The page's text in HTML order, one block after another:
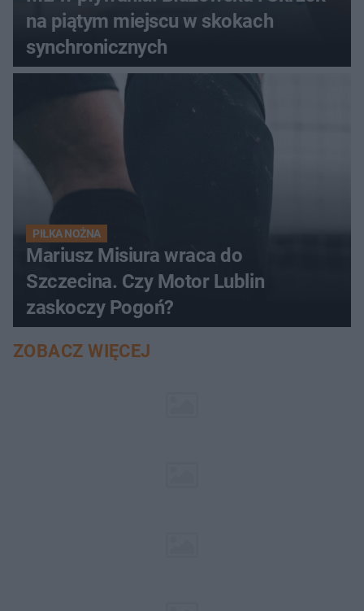
na piątym miejscu w skokach
synchronicznych
PIŁKA NOŻNA
Mariusz Misiura wraca do
Szczecina. Czy Motor Lublin
zaskoczy Pogoń?
ZOBACZ WIĘCEJ